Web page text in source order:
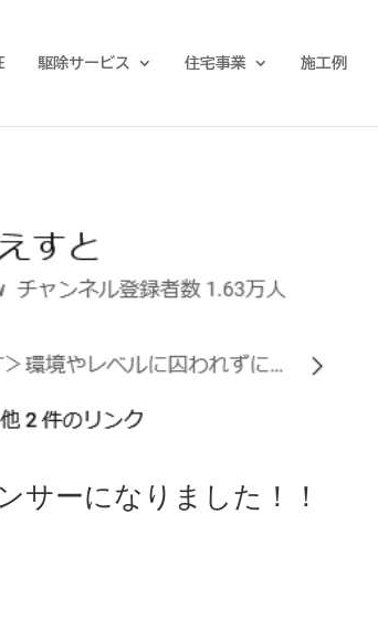
駆除サービス 住宅事業 施工例
ーになりました！！